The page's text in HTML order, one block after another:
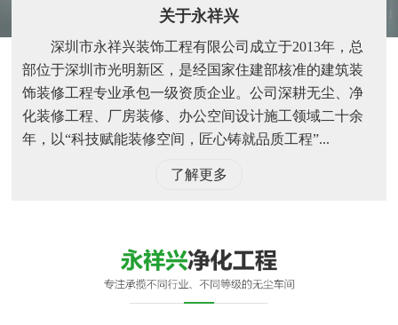
关于永祥兴
深圳市永祥兴装饰工程有限公司成立于2013年，总
部位于深圳市光明新区，是经国家住建部核准的建筑装
饰装修工程专业承包一级资质企业。公司深耕无尘、净
化装修工程、厂房装修、办公空间设计施工领域二十余
年，以“科技赋能装修空间，匠心铸就品质工程”...
了解更多